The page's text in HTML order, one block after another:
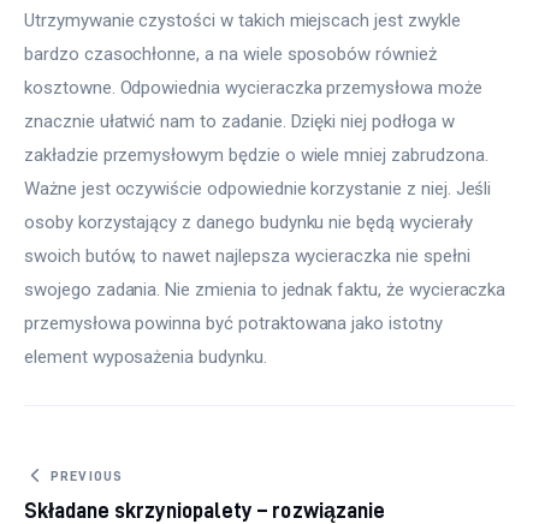
Utrzymywanie czystości w takich miejscach jest zwykle
bardzo czasochłonne, a na wiele sposobów również
kosztowne. Odpowiednia wycieraczka przemysłowa może
znacznie ułatwić nam to zadanie. Dzięki niej podłoga w
zakładzie przemysłowym będzie o wiele mniej zabrudzona.
Ważne jest oczywiście odpowiednie korzystanie z niej. Jeśli
osoby korzystający z danego budynku nie będą wycierały
swoich butów, to nawet najlepsza wycieraczka nie spełni
swojego zadania. Nie zmienia to jednak faktu, że wycieraczka
przemysłowa powinna być potraktowana jako istotny
element wyposażenia budynku.
Nawigacja wpisu
PREVIOUS
Składane skrzyniopalety – rozwiązanie